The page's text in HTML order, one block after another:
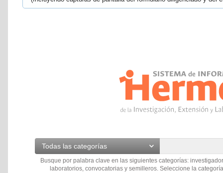
Todas las categorías
Busque por palabra clave en las siguientes categorías:
laboratorios, convocatorias y semilleros. Seleccione la